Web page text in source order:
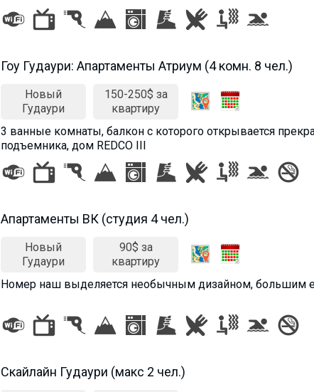
Гоу Гудаури: Апартаменты Атриум (4 комн. 8 чел.)
Новый
Гудаури
150-250$ за
квартиру
3 ванные комнаты, балкон с которого открывается
подъемника, дом REDCO III
Апартаменты ВК (студия 4 чел.)
Новый
Гудаури
90$ за
квартиру
Номер наш выделяется необычным дизайном, большим
Скайлайн Гудаури (макс 2 чел.)